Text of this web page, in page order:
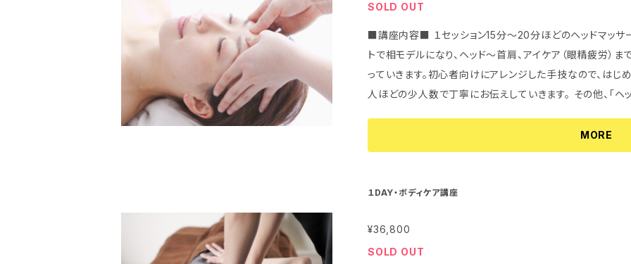
SOLD OUT
■講座内容■ １セッション15分～20分ほどのヘッドマッサ
トで相モデルになり、ヘッド～首肩、アイケア（眼精疲労）
っていきます。初心者向けにアレンジした手技なので、はじめ
人ほどの少人数で丁寧にお伝えしていきます。 その他、「
ある方 ・セラピストの第一歩として ・自分や家族を癒した
講座です♪マンツーマンで開催することも多いので、ゆっく
MORE
１DAY・ボディケア講座
¥36,800
SOLD OUT